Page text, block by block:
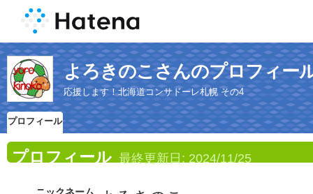
よろきのこさんのプロフィー
応援します！北海道コンサドーレ札幌 その4
プロフィール
プロフィール 最終更新日: 2024/11/25